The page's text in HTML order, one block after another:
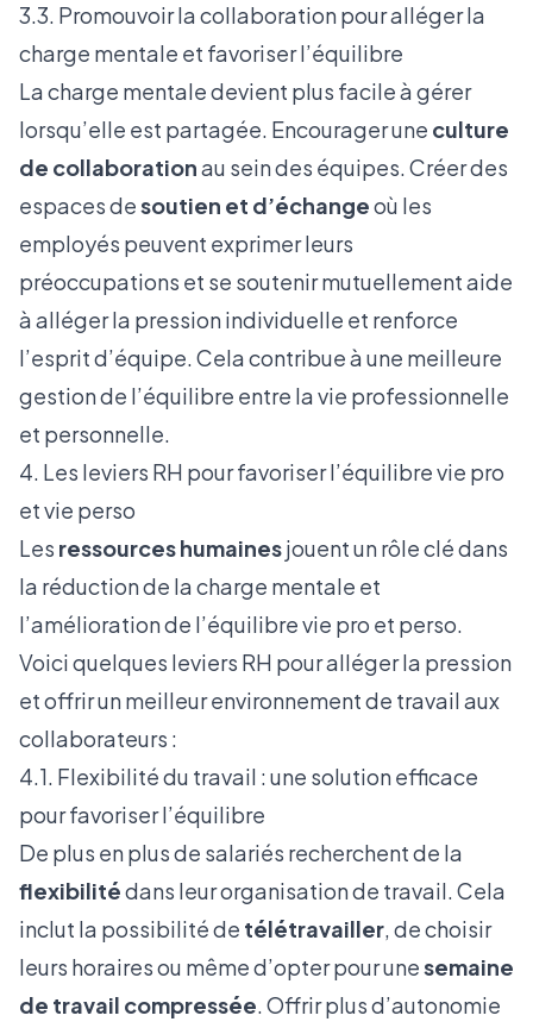
3.3. Promouvoir la collaboration pour alléger la
charge mentale et favoriser l’équilibre
La charge mentale devient plus facile à gérer
lorsqu’elle est partagée. Encourager une culture
de collaborationau sein des équipes. Créer des
espaces desoutien et d’échangeoù les
employés peuvent exprimer leurs
préoccupations et se soutenir mutuellement aide
à alléger la pression individuelle et renforce
l’esprit d’équipe. Cela contribue à une meilleure
gestion de l’équilibre entre la vie professionnelle
et personnelle.
4. Les leviers RH pour favoriser l’équilibre vie pro
et vie perso
Les ressources humainesjouent un rôle clé dans
la réduction de la charge mentale et
l’amélioration de l’équilibre vie pro et perso.
Voici quelques leviers RH pour alléger la pression
et offrir un meilleur environnement de travail aux
collaborateurs :
4.1. Flexibilité du travail : une solution efficace
pour favoriser l’équilibre
De plus en plus de salariés recherchent de la
flexibilitédans leur organisation de travail. Cela
inclut la possibilité de télétravailler, de choisir
leurs horaires ou même d’opter pour unesemaine
de travail compressée. Offrir plus d’autonomie